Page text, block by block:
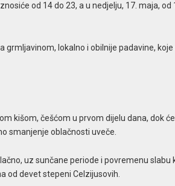
od 14 do 23, a u nedjelju, 17. maja, od
grmljavinom, lokalno i obilnije padavine,
kišom, češćom u prvom dijelu dana, dok
smanjenje oblačnosti uveče.
uz sunčane periode i povremenu slabu
od devet stepeni Celzijusovih.